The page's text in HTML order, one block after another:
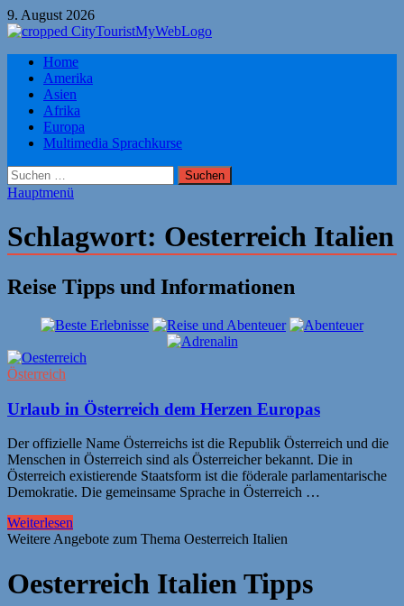
Zum
Inhalt
9. August 2026
Citytourist Reise Tipps
Urlaub, Ferien, Flüge, Freizeit, Reise
Home
Amerika
Asien
Afrika
Europa
Multimedia Sprachkurse
Suchen
nach:
Hauptmenü
Schlagwort: Oesterreich Italien
Reise Tipps und Informationen
Österreich
Urlaub in Österreich dem Herzen Europas
Der offizielle Name Österreichs ist die Republik Österreich und die
Menschen in Österreich sind als Österreicher bekannt. Die in
Österreich existierende Staatsform ist die föderale parlamentarische
Demokratie. Die gemeinsame Sprache in Österreich …
Weiterlesen
Weitere Angebote zum Thema Oesterreich Italien
Oesterreich Italien Tipps